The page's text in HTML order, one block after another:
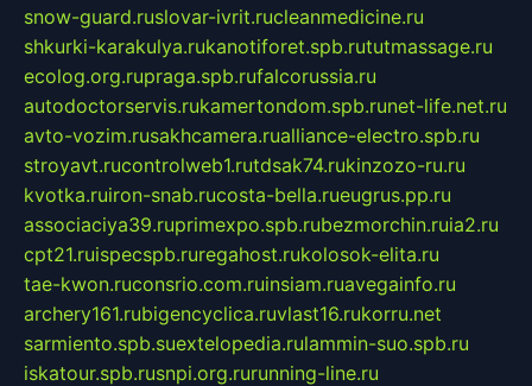
snow-guard.ruslovar-ivrit.rucleanmedicine.ru
shkurki-karakulya.rukanotiforet.spb.rututmassage.ru
ecolog.org.rupraga.spb.rufalcorussia.ru
autodoctorservis.rukamertondom.spb.runet-life.net.ru
avto-vozim.rusakhcamera.rualliance-electro.spb.ru
stroyavt.rucontrolweb1.rutdsak74.rukinzozo-ru.ru
kvotka.ruiron-snab.rucosta-bella.rueugrus.pp.ru
associaciya39.ruprimexpo.spb.rubezmorchin.ruia2.ru
cpt21.ruispecspb.ruregahost.rukolosok-elita.ru
tae-kwon.ruconsrio.com.ruinsiam.ruavegainfo.ru
archery161.rubigencyclica.ruvlast16.rukorru.net
sarmiento.spb.suextelopedia.rulammin-suo.spb.ru
iskatour.spb.rusnpi.org.rurunning-line.ru